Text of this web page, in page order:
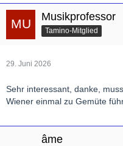
Musikprofessor
Tamino-Mitglied
29. Juni 2026
Sehr interessant, danke,
Wiener einmal zu Gemüte
âme